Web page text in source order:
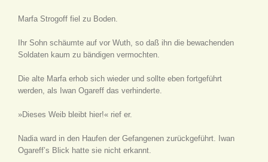
Marfa Strogoff fiel zu Boden.
Ihr Sohn schäumte auf vor Wuth, so daß ihn die bewachenden
Soldaten kaum zu bändigen vermochten.
Die alte Marfa erhob sich wieder und sollte eben fortgeführt
werden, als Iwan Ogareff das verhinderte.
»Dieses Weib bleibt hier!« rief er.
Nadia ward in den Haufen der Gefangenen zurückgeführt. Iwan
Ogareff’s Blick hatte sie nicht erkannt.